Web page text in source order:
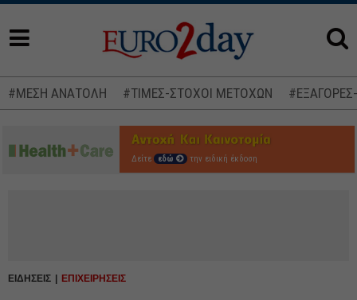
#ΜΕΣΗ ΑΝΑΤΟΛΗ #ΤΙΜΕΣ-ΣΤΟΧΟΙ ΜΕΤΟΧΩΝ
Δείτε εδώ την ειδική έκδοση
ΕΙΔΗΣΕΙΣ ΕΠΙΧΕΙΡΗΣΕΙΣ